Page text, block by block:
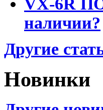
наличии?
Другие
Новинки